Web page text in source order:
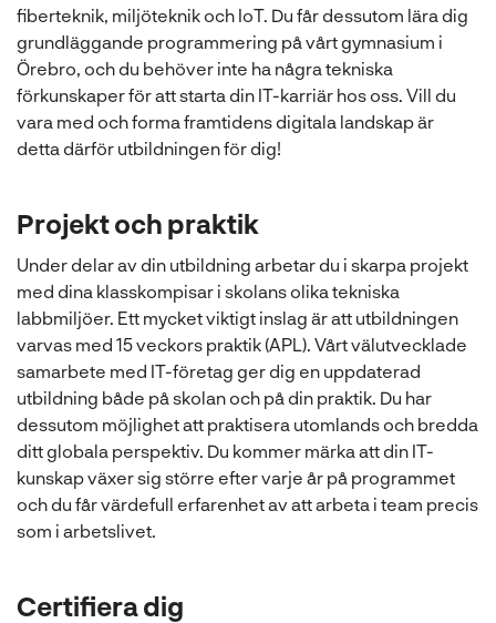
fiberteknik, miljöteknik och IoT. Du får dessutom lära dig
grundläggande programmering på vårt gymnasium i
Örebro, och du behöver inte ha några tekniska
förkunskaper för att starta din IT-karriär hos oss. Vill du
vara med och forma framtidens digitala landskap är
detta därför utbildningen för dig!
Projekt och praktik
Under delar av din utbildning arbetar du i skarpa projekt
med dina klasskompisar i skolans olika tekniska
labbmiljöer. Ett mycket viktigt inslag är att utbildningen
varvas med 15 veckors praktik (APL). Vårt välutvecklade
samarbete med IT-företag ger dig en uppdaterad
utbildning både på skolan och på din praktik. Du har
dessutom möjlighet att praktisera utomlands och bredda
ditt globala perspektiv. Du kommer märka att din IT-
kunskap växer sig större efter varje år på programmet
och du får värdefull erfarenhet av att arbeta i team precis
som i arbetslivet.
Certifiera dig